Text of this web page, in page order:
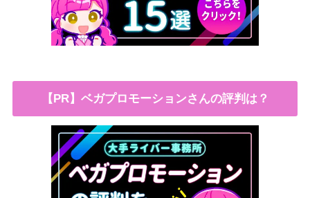
【PR】ベガプロモーションさんの評判は？